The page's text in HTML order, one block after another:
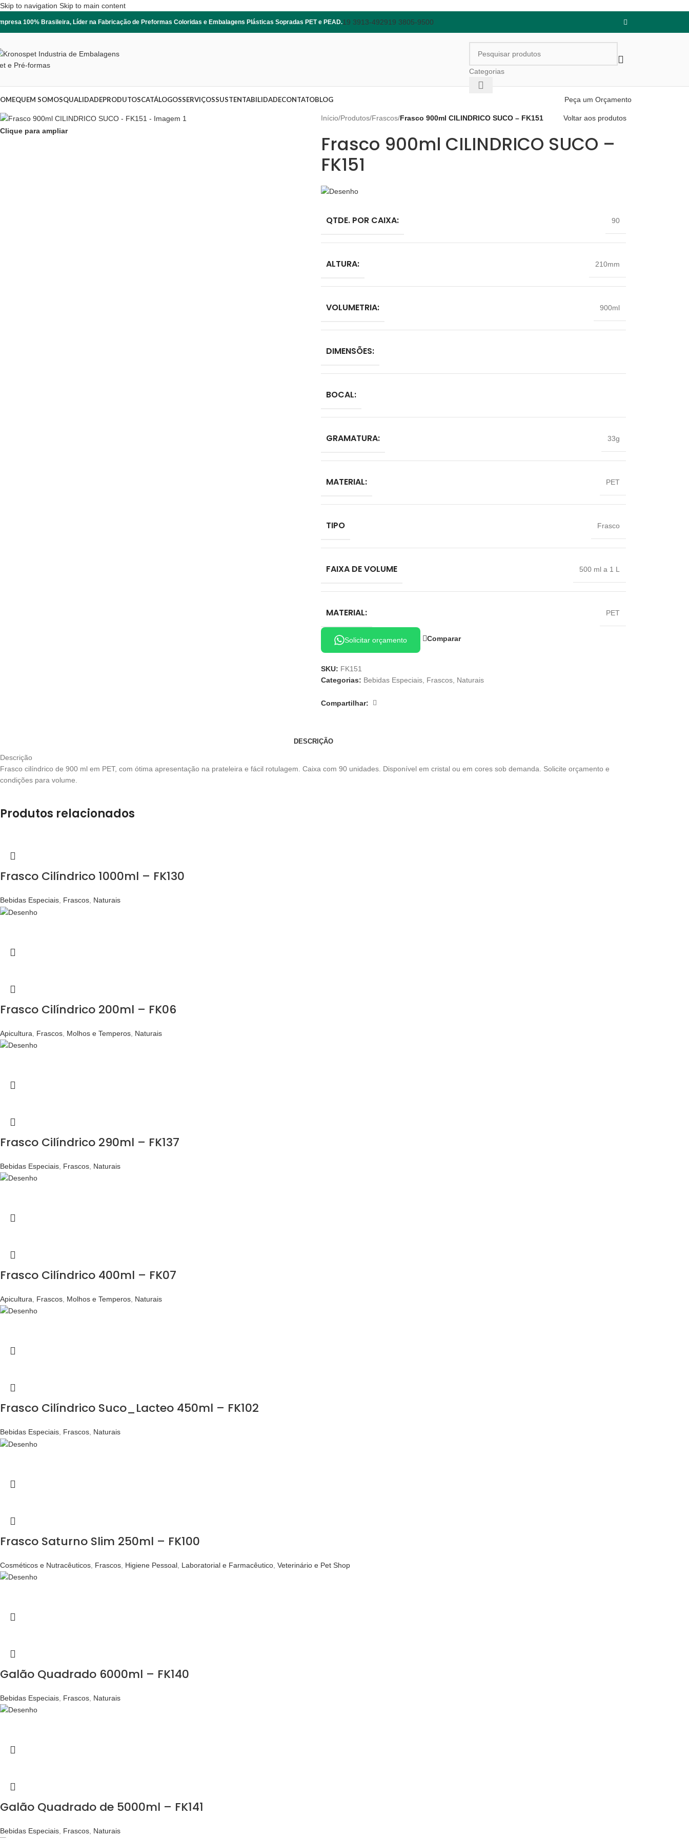
Skip to navigation Skip to main content
100% Brasileira, Líder na Fabricação de Preformas Coloridas e Embalagens Plásticas Sopradas PET e PEAD.19 3913-492919 3805-9500
Categorias
QUEM SOMOSQUALIDADEPRODUTOSCATÁLOGOSSERVIÇOSSUSTENTABILIDADECONTATOBLOG Peça um Orçamento
Clique para ampliar
Início/Produtos/Frascos/Frasco 900ml CILINDRICO SUCO – FK151 Voltar aos produtos
Frasco 900ml CILINDRICO SUCO –
FK151
QTDE. POR CAIXA: 90
ALTURA: 210mm
VOLUMETRIA: 900ml
DIMENSÕES:
BOCAL:
GRAMATURA: 33g
MATERIAL: PET
TIPO Frasco
FAIXA DE VOLUME 500 ml a 1 L
MATERIAL: PET
Solicitar orçamento Comparar
SKU: FK151
Categorias: Bebidas Especiais, Frascos, Naturais
Compartilhar:
DESCRIÇÃO
Descrição
Frasco cilíndrico de 900 ml em PET, com ótima apresentação na prateleira e fácil rotulagem. Caixa com 90 unidades. Disponível em cristal ou em cores sob demanda. Solicite orçamento e
condições para volume.
Produtos relacionados
Frasco Cilíndrico 1000ml – FK130
Bebidas Especiais, Frascos, Naturais
Frasco Cilíndrico 200ml – FK06
Apicultura Frascos Molhos e Temperos Naturais
Frasco Cilíndrico 290ml – FK137
Bebidas Especiais Frascos Naturais
Frasco Cilíndrico 400ml – FK07
Apicultura Frascos Molhos e Temperos Naturais
Frasco Cilíndrico Suco_Lacteo 450ml – FK102
Bebidas Especiais, Frascos, Naturais
Frasco Saturno Slim 250ml – FK100
Cosméticos e Nutracêuticos Frascos Higiene Pessoal Laboratorial e Farmacêutico Veterinário e Pet Shop
Galão Quadrado 6000ml – FK140
Bebidas Especiais Frascos Naturais
Galão Quadrado de 5000ml – FK141
Bebidas Especiais, Frascos, Naturais